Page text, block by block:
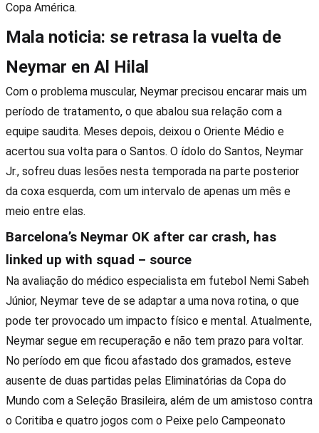
Copa América.
Mala noticia: se retrasa la vuelta de
Neymar en Al Hilal
Com o problema muscular, Neymar precisou encarar mais um
período de tratamento, o que abalou sua relação com a
equipe saudita. Meses depois, deixou o Oriente Médio e
acertou sua volta para o Santos. O ídolo do Santos, Neymar
Jr., sofreu duas lesões nesta temporada na parte posterior
da coxa esquerda, com um intervalo de apenas um mês e
meio entre elas.
Barcelona’s Neymar OK after car crash, has
linked up with squad – source
Na avaliação do médico especialista em futebol Nemi Sabeh
Júnior, Neymar teve de se adaptar a uma nova rotina, o que
pode ter provocado um impacto físico e mental. Atualmente,
Neymar segue em recuperação e não tem prazo para voltar.
No período em que ficou afastado dos gramados, esteve
ausente de duas partidas pelas Eliminatórias da Copa do
Mundo com a Seleção Brasileira, além de um amistoso contra
o Coritiba e quatro jogos com o Peixe pelo Campeonato